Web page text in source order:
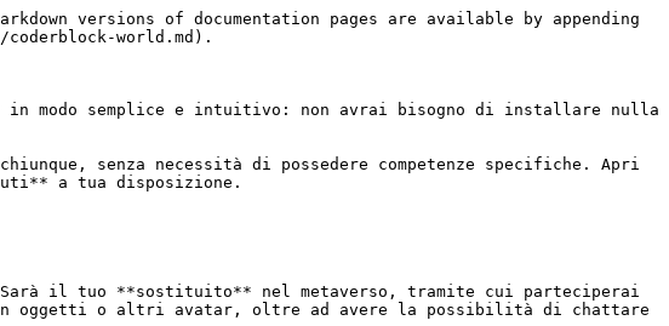
versions of documentation pages are available by appending
world.md).
in modo semplice e intuitivo: non avrai bisogno di installare nulla
senza necessità di possedere competenze specifiche. Apri
a tua disposizione.
il tuo **sostituito** nel metaverso, tramite cui parteciperai
oggetti o altri avatar, oltre ad avere la possibilità di chattare